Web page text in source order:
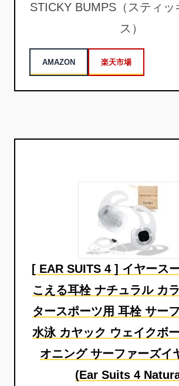
STICKY BUMPS（スティッ
ス）
AMAZON 楽天市場
[ EAR SUITS 4 ] イヤース
こえる耳栓 ナチュラル カ
タースポーツ用 耳栓 サー
水泳 カヤック ウェイクボ
オニング サーファーズイ
(Ear Suits 4